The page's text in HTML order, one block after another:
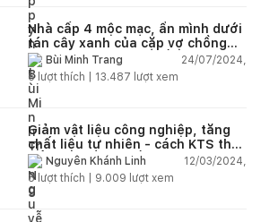
Nhà cấp 4 mộc mạc, ẩn mình dưới
tán cây xanh của cặp vợ chồng
trẻ tại vùng núi Tây Bắc với chi
phí hoàn thiện 1,2 tỷ đồng
Bùi Minh Trang
24/07/2024,
6lượt thích | 13.487 lượt xem
Giảm vật liệu công nghiệp, tăng
chất liệu tự nhiên - cách KTS thay
đổi không gian sống cho gia chủ
Nguyễn Khánh Linh
12/03/2024,
8lượt thích | 9.009 lượt xem